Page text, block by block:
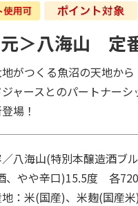
＞八海山 定
がつくる魚沼の天地か
ャースとのパートナー
場！
八海山(特別本醸造酒ブ
、やや辛口)15.5度 各
：米(国産)、米麹(国産